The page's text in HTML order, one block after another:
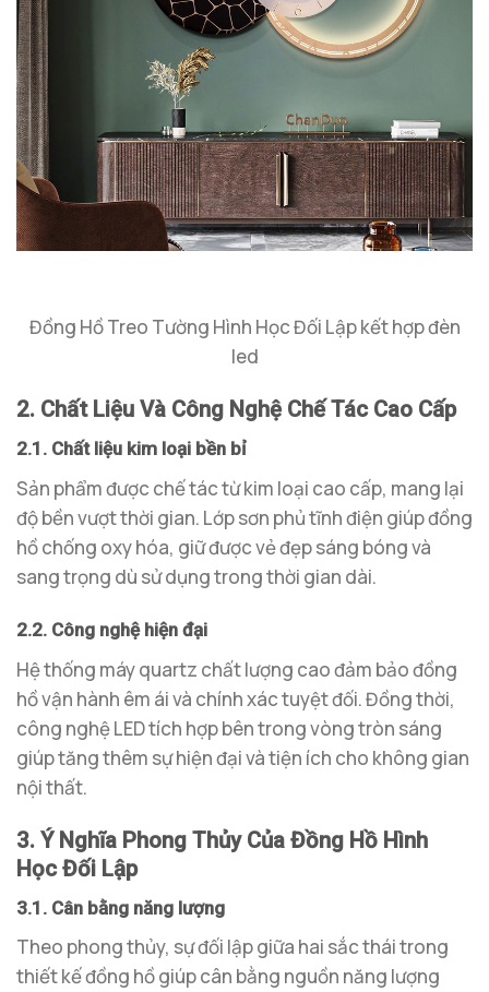
Đồng Hồ Treo Tường Hình Học Đối Lập kết hợp đèn
led
2. Chất Liệu Và Công Nghệ Chế Tác Cao Cấp
2.1. Chất liệu kim loại bền bỉ
Sản phẩm được chế tác từ kim loại cao cấp, mang lại
độ bền vượt thời gian. Lớp sơn phủ tĩnh điện giúp đồng
hồ chống oxy hóa, giữ được vẻ đẹp sáng bóng và
sang trọng dù sử dụng trong thời gian dài.
2.2. Công nghệ hiện đại
Hệ thống máy quartz chất lượng cao đảm bảo đồng
hồ vận hành êm ái và chính xác tuyệt đối. Đồng thời,
công nghệ LED tích hợp bên trong vòng tròn sáng
giúp tăng thêm sự hiện đại và tiện ích cho không gian
nội thất.
3. Ý Nghĩa Phong Thủy Của Đồng Hồ Hình
Học Đối Lập
3.1. Cân bằng năng lượng
Theo phong thủy, sự đối lập giữa hai sắc thái trong
thiết kế đồng hồ giúp cân bằng nguồn năng lượng